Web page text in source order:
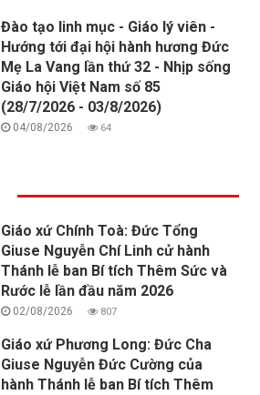
Đào tạo linh mục - Giáo lý viên -
Hướng tới đại hội hành hương Đức
Mẹ La Vang lần thứ 32 - Nhịp sống
Giáo hội Việt Nam số 85
(28/7/2026 - 03/8/2026)
04/08/2026 64
Giáo xứ Chính Toà: Đức Tổng
Giuse Nguyễn Chí Linh cử hành
Thánh lễ ban Bí tích Thêm Sức và
Rước lễ lần đầu năm 2026
02/08/2026 807
Giáo xứ Phương Long: Đức Cha
Giuse Nguyễn Đức Cường của
hành Thánh lễ ban Bí tích Thêm